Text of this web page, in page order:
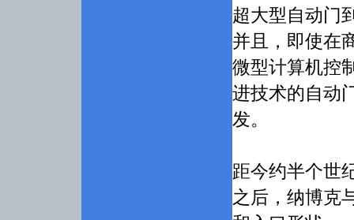
超大型自动门
并且，即使在
微型计算机控
进技术的自动
发。
距今约半个世
之后，纳博克